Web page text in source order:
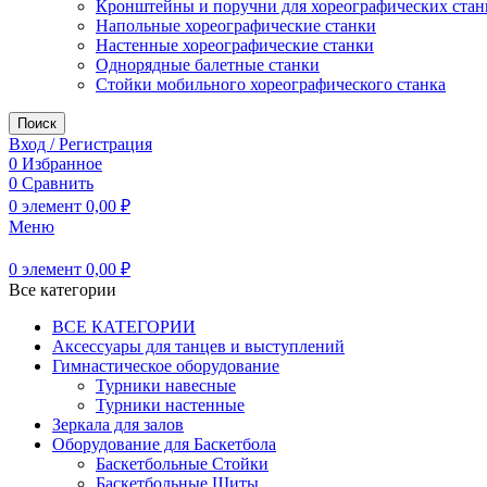
Кронштейны и поручни для хореографических
Напольные хореографические станки
Настенные хореографические станки
Однорядные балетные станки
Стойки мобильного хореографического станка
Поиск
Вход / Регистрация
0 Избранное
0 Сравнить
0 элемент 0,00 ₽
Меню
0 элемент 0,00 ₽
Все категории
ВСЕ КАТЕГОРИИ
Аксессуары для танцев и выступлений
Гимнастическое оборудование
Турники навесные
Турники настенные
Зеркала для залов
Оборудование для Баскетбола
Баскетбольные Стойки
Баскетбольные Щиты